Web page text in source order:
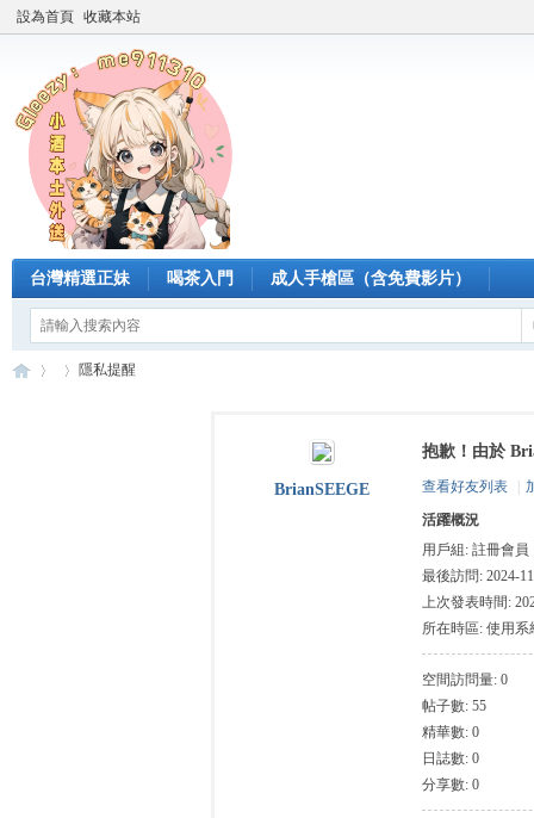
設為首頁 收藏本站
台灣精選正妹 喝茶入門 成人手槍區（含免費影片）
隱私提醒
BrianSEEGE
抱歉！由於
查看好友列表
活躍概況
用戶組: 註冊會員
最後訪問: 2024-
上次發表時間:
所在時區: 使用系
空間訪問量: 0
帖子數: 55
精華數: 0
日誌數: 0
分享數: 0